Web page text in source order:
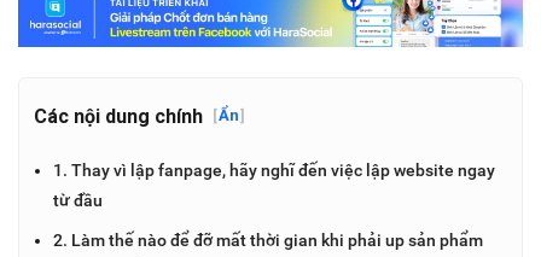
Các nội dung chính [Ẩn]
1. Thay vì lập fanpage, hãy nghĩ đến việc lập website ngay
từ đầu
2. Làm thế nào để đỡ mất thời gian khi phải up sản phẩm